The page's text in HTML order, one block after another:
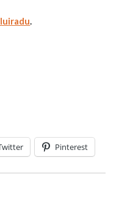
.
Pinterest